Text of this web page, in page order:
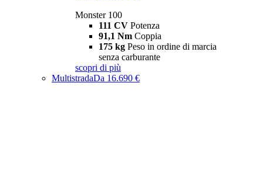
Monster 100
111 CV Potenza
91,1 Nm Coppia
175 kg Peso in ordine di marcia
senza carburante
scopri di più
MultistradaDa 16.690 €